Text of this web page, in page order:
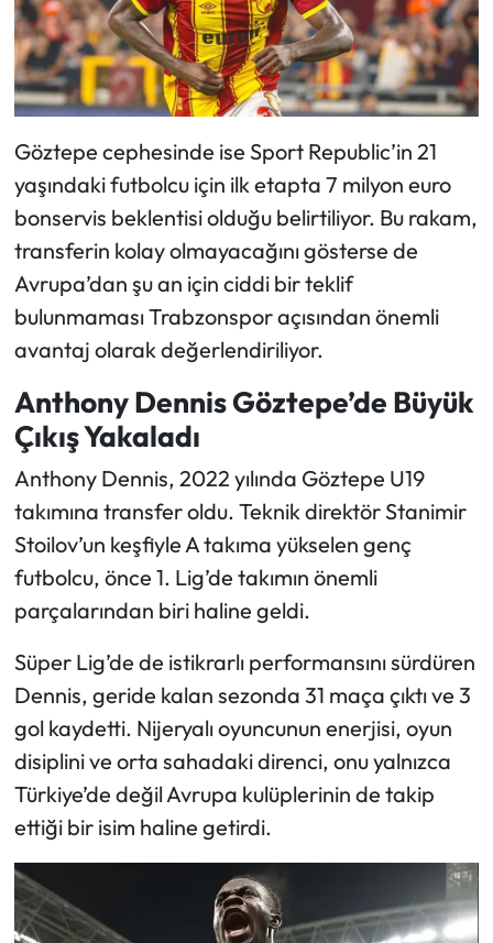
Göztepe cephesinde ise Sport Republic’in 21
yaşındaki futbolcu için ilk etapta 7 milyon euro
bonservis beklentisi olduğu belirtiliyor. Bu rakam,
transferin kolay olmayacağını gösterse de
Avrupa’dan şu an için ciddi bir teklif
bulunmaması Trabzonspor açısından önemli
avantaj olarak değerlendiriliyor.
Anthony Dennis Göztepe’de Büyük
Çıkış Yakaladı
Anthony Dennis, 2022 yılında Göztepe U19
takımına transfer oldu. Teknik direktör Stanimir
Stoilov’un keşfiyle A takıma yükselen genç
futbolcu, önce 1. Lig’de takımın önemli
parçalarından biri haline geldi.
Süper Lig’de de istikrarlı performansını sürdüren
Dennis, geride kalan sezonda 31 maça çıktı ve 3
gol kaydetti. Nijeryalı oyuncunun enerjisi, oyun
disiplini ve orta sahadaki direnci, onu yalnızca
Türkiye’de değil Avrupa kulüplerinin de takip
ettiği bir isim haline getirdi.